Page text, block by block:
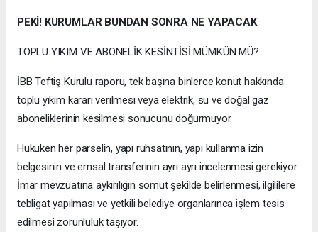
PEKİ! KURUMLAR BUNDAN SONRA NE YAPACAK
TOPLU YIKIM VE ABONELİK KESİNTİSİ MÜMKÜN MÜ?
İBB Teftiş Kurulu raporu, tek başına binlerce konut hakkında
toplu yıkım kararı verilmesi veya elektrik, su ve doğal gaz
aboneliklerinin kesilmesi sonucunu doğurmuyor.
Hukuken her parselin, yapı ruhsatının, yapı kullanma izin
belgesinin ve emsal transferinin ayrı ayrı incelenmesi gerekiyor.
İmar mevzuatına aykırılığın somut şekilde belirlenmesi, ilgililere
tebligat yapılması ve yetkili belediye organlarınca işlem tesis
edilmesi zorunluluk taşıyor.